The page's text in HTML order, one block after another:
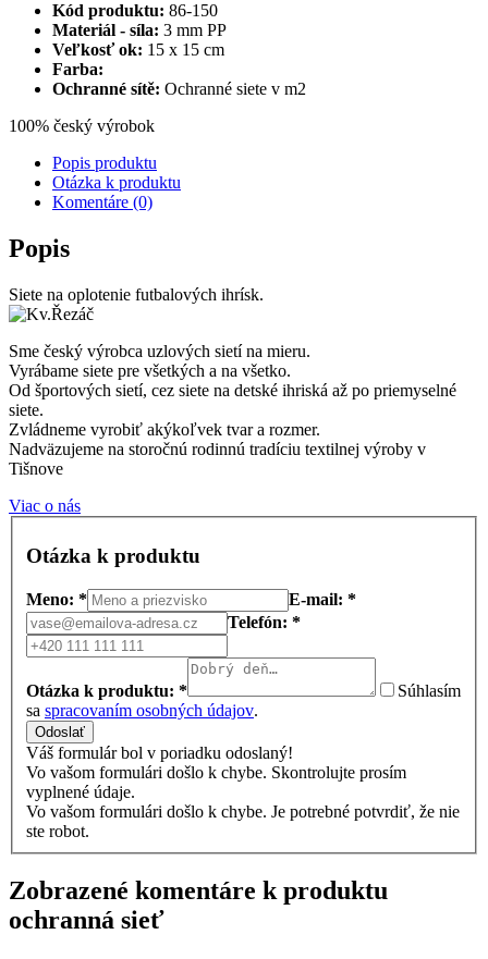
Kód produktu: 86-150
Materiál - síla: 3 mm PP
Veľkosť ok: 15 x 15 cm
Farba:
Ochranné sítě: Ochranné siete v m2
100% český výrobok
Popis produktu
Otázka k produktu
Komentáre (0)
Popis
Siete na oplotenie futbalových ihrísk.
Sme český výrobca uzlových sietí na mieru.
Vyrábame siete pre všetkých a na všetko.
Od športových sietí, cez siete na detské ihriská až po priemyselné
siete.
Zvládneme vyrobiť akýkoľvek tvar a rozmer.
Nadväzujeme na storočnú rodinnú tradíciu textilnej výroby v
Tišnove
Viac o nás
Otázka k produktu
Meno: *
E-mail: *
Telefón: *
Otázka k produktu: *
Súhlasím
sa spracovaním osobných údajov.
Odoslať
Váš formulár bol v poriadku odoslaný!
Vo vašom formulári došlo k chybe. Skontrolujte prosím
vyplnené údaje.
Vo vašom formulári došlo k chybe. Je potrebné potvrdiť, že nie
ste robot.
Zobrazené komentáre k produktu
ochranná sieť